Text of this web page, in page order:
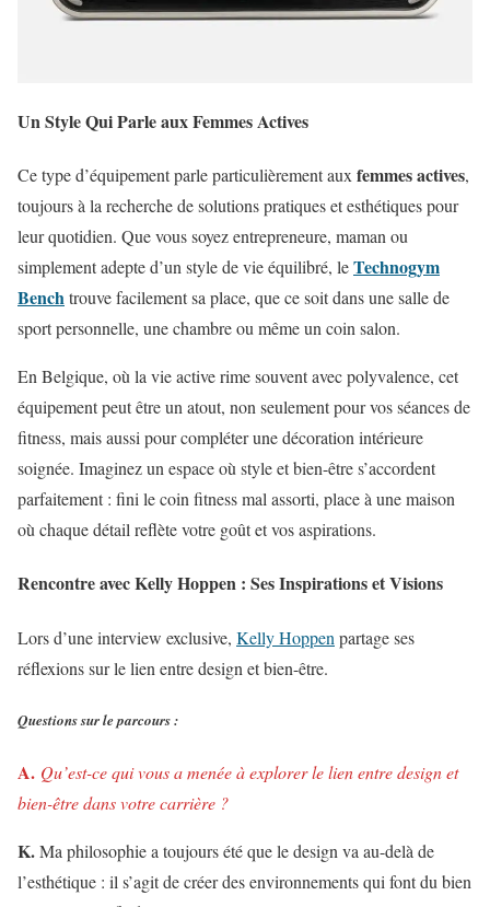
Un Style Qui Parle aux Femmes Actives
Ce type d’équipement parle particulièrement aux femmes actives,
toujours à la recherche de solutions pratiques et esthétiques pour
leur quotidien. Que vous soyez entrepreneure, maman ou
simplement adepte d’un style de vie équilibré, leTechnogym
Benchtrouve facilement sa place, que ce soit dans une salle de
sport personnelle, une chambre ou même un coin salon.
En Belgique, où la vie active rime souvent avec polyvalence, cet
équipement peut être un atout, non seulement pour vos séances de
fitness, mais aussi pour compléter une décoration intérieure
soignée. Imaginez un espace où style et bien-être s’accordent
parfaitement : fini le coin fitness mal assorti, place à une maison
où chaque détail reflète votre goût et vos aspirations.
Rencontre avec Kelly Hoppen : Ses Inspirations et Visions
Lors d’une interview exclusive, Kelly Hoppen partage ses
réflexions sur le lien entre design et bien-être.
Questions sur le parcours :
A. Qu’est-ce qui vous a menée à explorer le lien entre design et
bien-être dans votre carrière ?
K.Ma philosophie a toujours été que le design va au-delà de
l’esthétique : il s’agit de créer des environnements qui font du bien